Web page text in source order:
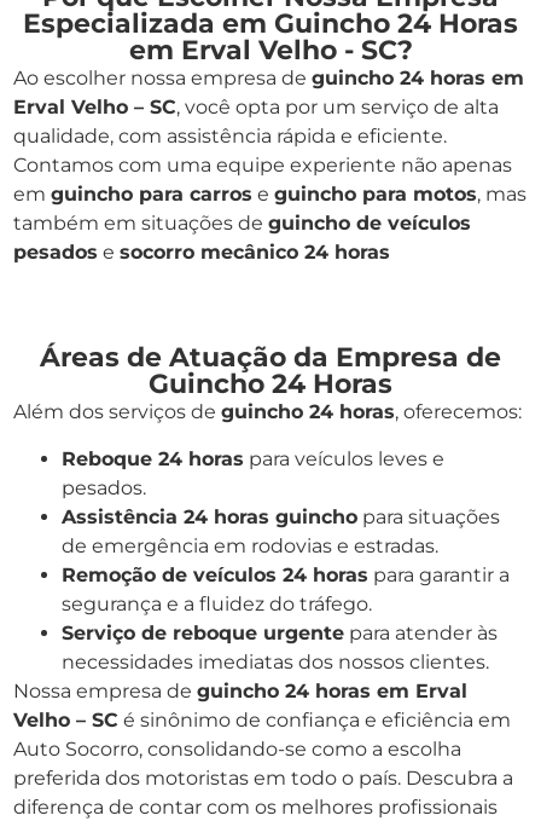
Especializada em Guincho 24 Horas
em Erval Velho - SC?
Ao escolher nossa empresa de guincho 24 horas em
Erval Velho – SC, você opta por um serviço de alta
qualidade, com assistência rápida e eficiente.
Contamos com uma equipe experiente não apenas
em guincho para carros e guincho para motos, mas
também em situações de guincho de veículos
pesados e socorro mecânico 24 horas
Áreas de Atuação da Empresa de
Guincho 24 Horas
Além dos serviços de guincho 24 horas, oferecemos:
Reboque 24 horas para veículos leves e
pesados.
Assistência 24 horas guincho para situações
de emergência em rodovias e estradas.
Remoção de veículos 24 horas para garantir a
segurança e a fluidez do tráfego.
Serviço de reboque urgente para atender às
necessidades imediatas dos nossos clientes.
Nossa empresa de guincho 24 horas em Erval
Velho – SC é sinônimo de confiança e eficiência em
Auto Socorro, consolidando-se como a escolha
preferida dos motoristas em todo o país. Descubra a
diferença de contar com os melhores profissionais